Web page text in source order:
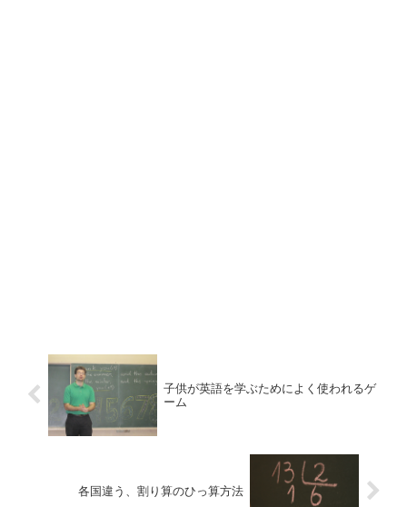
子供が英語を学ぶためによく使われるゲ
ーム
各国違う、割り算のひっ算方法